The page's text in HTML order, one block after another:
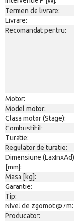
Termen de livrare:
Livrare:
Recomandat pentru:
Motor:
Model motor:
Clasa motor (Stage):
Combustibil:
Turatie:
Regulator de turatie:
Dimensiune (LaxInxAd)
[mm]:
Masa [kg]:
Garantie:
Tip:
Nivel de zgomot @7m:
Producator: